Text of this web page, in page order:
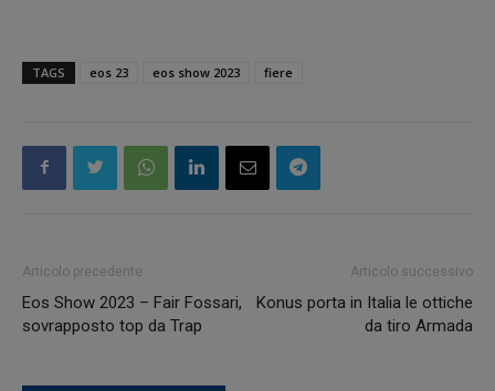
TAGS eos 23 eos show 2023 fiere
Articolo precedente
Eos Show 2023 – Fair Fossari,
sovrapposto top da Trap
Articolo successivo
Konus porta in Italia le ottiche
da tiro Armada